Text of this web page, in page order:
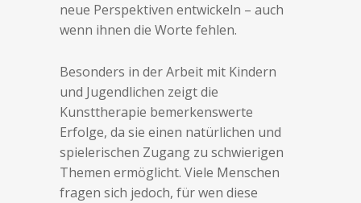
neue Perspektiven entwickeln – auch
wenn ihnen die Worte fehlen.
Besonders in der Arbeit mit Kindern
und Jugendlichen zeigt die
Kunsttherapie bemerkenswerte
Erfolge, da sie einen natürlichen und
spielerischen Zugang zu schwierigen
Themen ermöglicht. Viele Menschen
fragen sich jedoch, für wen diese